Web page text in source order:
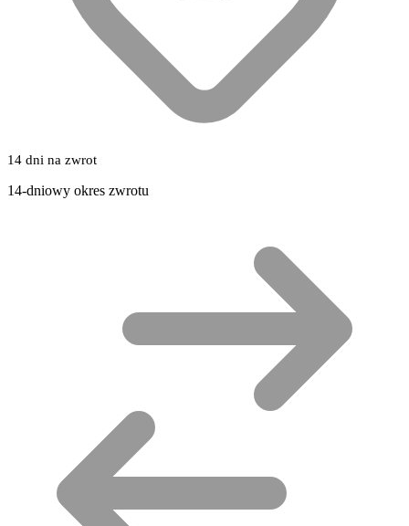
14 dni na zwrot
14-dniowy okres zwrotu